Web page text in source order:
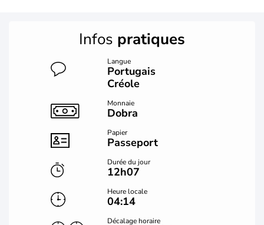
Infos pratiques
Langue
Portugais
Créole
Monnaie
Dobra
Papier
Passeport
Durée du jour
12h07
Heure locale
04:14
Décalage horaire